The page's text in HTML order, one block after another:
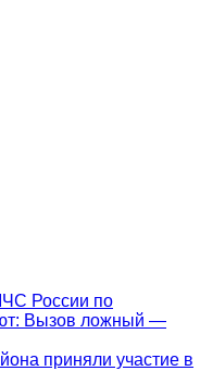
России по
Вызов ложный —
приняли участие в